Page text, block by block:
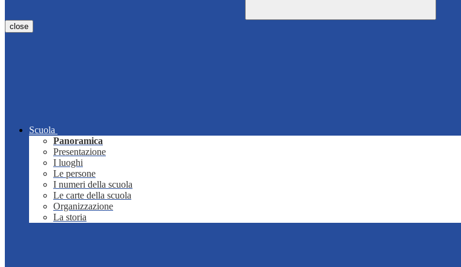
close
Scuola
Panoramica
Presentazione
I luoghi
Le persone
I numeri della scuola
Le carte della scuola
Organizzazione
La storia